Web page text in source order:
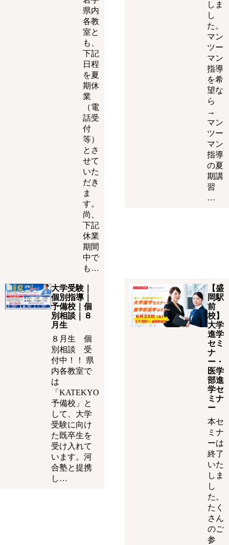
県内
各教
室と
も、
下記
日程
を夏
期休
業
（電
話受
付
等）
とさ
せて
いた
だき
ま
す。
尚、
下記
休業
期間
中で
も…
しま
し
た。
マン
ツー
マン
指導
を希
望な
ら
→
マン
ツー
マン
指導
の夏
期講
習
…
大学受験｜
個別指導｜
予備校｜個
別相談｜８
月生
８月生 個
別相談 受
付中！！ 県
内各教室で
は
「KATEKYO
予備校」と
して、大学
受験に向け
た既卒生を
受け入れて
います。河
合塾と提携
し…
【盛
岡駅
前
校】
大学
進学
セミ
ナ
ー・
医学
部進
学セ
ミナ
ー
本セ
ミナ
ーは
終了
いた
しま
し
た。
たく
さん
のご
参